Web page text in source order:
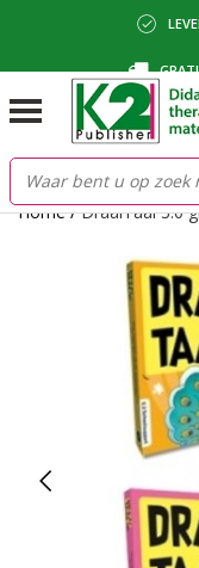
BETALING
Home/DraaiTaal 3.0